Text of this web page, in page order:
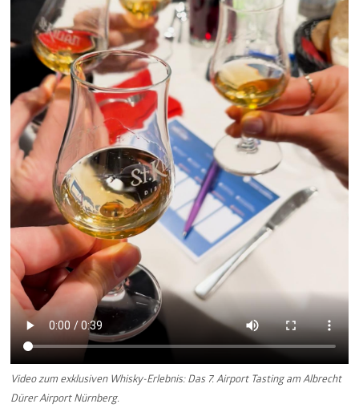
Video zum exklusiven Whisky-Erlebnis: Das 7. Airport Tasting am Albrecht
Dürer Airport Nürnberg.